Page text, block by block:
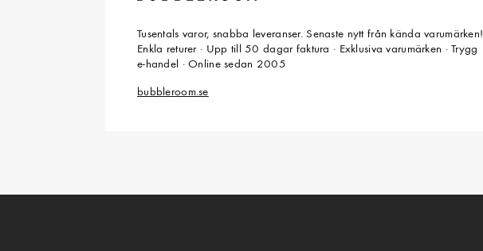
Tusentals varor, snabba leveranser. Senaste nytt från kända varumärken!
Enkla returer · Upp till 50 dagar faktura · Exklusiva varumärken · Trygg
e-handel · Online sedan 2005
bubbleroom.se